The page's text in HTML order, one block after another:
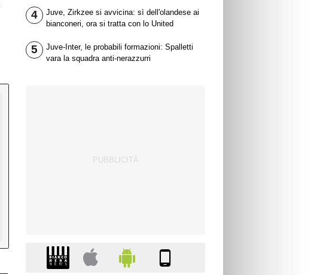
4
Juve, Zirkzee si avvicina: sì dell'olandese ai
bianconeri, ora si tratta con lo United
5
Juve-Inter, le probabili formazioni: Spalletti
vara la squadra anti-nerazzurri